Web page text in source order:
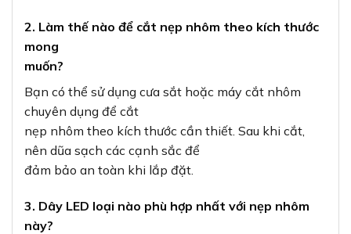
2. Làm thế nào để cắt nẹp nhôm theo kích thước
mong
muốn?
Bạn có thể sử dụng cưa sắt hoặc máy cắt nhôm
chuyên dụng để cắt
nẹp nhôm theo kích thước cần thiết. Sau khi cắt,
nên dũa sạch các cạnh sắc để
đảm bảo an toàn khi lắp đặt.
3. Dây LED loại nào phù hợp nhất với nẹp nhôm
này?